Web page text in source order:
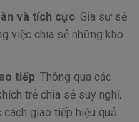
và tích cực: Gia sư sẽ
việc chia sẻ những khó
tiếp: Thông qua các
trẻ chia sẻ suy nghĩ,
giao tiếp hiệu quả